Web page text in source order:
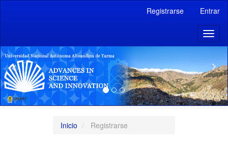
Barra
lateral
Registrarse Entrar
Inicio Registrarse